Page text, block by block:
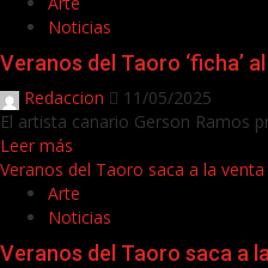
Noticias
Veranos del Taoro ‘ficha’
Redaccion
11/05/2025
El artista canario Gerson Ramos
Leer más
Veranos del Taoro saca a la
Arte
Noticias
Veranos del Taoro saca a